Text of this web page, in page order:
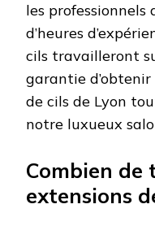
les
d’heures
cils travailleront
garantie
de cils de Lyon
notre luxueux
Combien de
extensions